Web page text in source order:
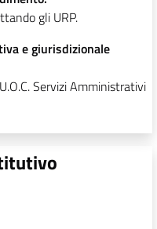
gli URP.
e giurisdizionale
Servizi Amministrativi